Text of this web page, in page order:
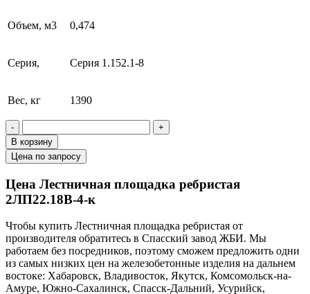
Объем, м3 0,474
Серия, Серия 1.152.1-8
Вес, кг 1390
-
+
В корзину
Цена по запросу
Цена Лестничная площадка ребристая
2ЛП22.18В-4-к
Чтобы купить Лестничная площадка ребристая от
производителя обратитесь в Cпасский завод ЖБИ. Мы
работаем без посредников, поэтому сможем предложить одни
из самых низких цен на железобетонные изделия на дальнем
востоке: Хабаровск, Владивосток, Якутск, Комсомольск-на-
Амуре, Южно-Сахалинск, Спасск-Дальний, Усурийск,